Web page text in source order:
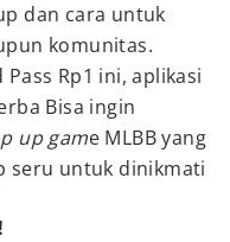
dan cara untuk
komunitas.
Rp1 ini, aplikasi
Bisa ingin
up game MLBB yang
seru untuk dinikmati